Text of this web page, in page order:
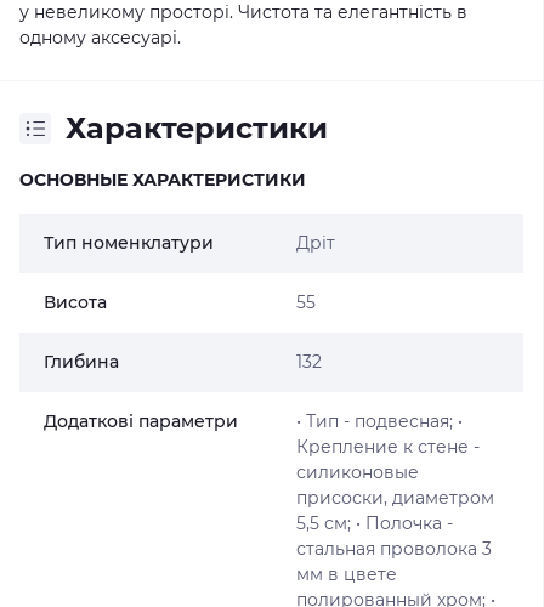
у невеликому просторі. Чистота та елегантність в
одному аксесуарі.
Характеристики
ОСНОВНЫЕ ХАРАКТЕРИСТИКИ
Тип номенклатури Дріт
Висота 55
Глибина 132
Додаткові параметри
• Тип - подвесная; •
Крепление к стене -
силиконовые
присоски, диаметром
5,5 см; • Полочка -
стальная проволока 3
мм в цвете
полированный хром; •